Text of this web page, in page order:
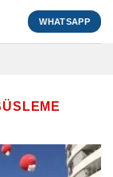
WHATSAPP